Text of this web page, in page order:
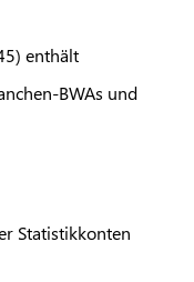
enthält
BWAs und
Statistikkonten